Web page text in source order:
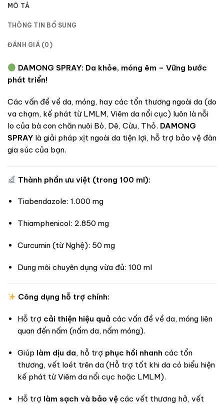
MÔ TẢ
THÔNG TIN BỔ SUNG
ĐÁNH GIÁ (0)
DAMONG SPRAY: Da khỏe, móng êm – Vững bước
phát triển!
Các vấn đề về da, móng, hay các tổn thương ngoài da (do
va chạm, kế phát từ LMLM, Viêm da nổi cục) luôn là nỗi
lo của bà con chăn nuôi Bò, Dê, Cừu, Thỏ. DAMONG
SPRAY là giải pháp xịt ngoài da tiện lợi, hỗ trợ bảo vệ đàn
gia súc của bạn.
Thành phần ưu việt (trong 100 ml):
Tiabendazole: 1.000 mg
Thiamphenicol: 2.850 mg
Curcumin (từ Nghệ): 50 mg
Dung môi chuyên dụng vừa đủ: 100 ml
Công dụng hỗ trợ chính:
Hỗ trợ cải thiện hiệu quả các vấn đề về da, móng liên
quan đến nấm (nấm da, nấm móng).
Giúp làm dịu da, hỗ trợ phục hồi nhanh các tổn
thương, vết loét trên da (Hỗ trợ tốt khi da có biểu hiện
kế phát từ Viêm da nổi cục hoặc LMLM).
Hỗ trợ làm sạch và bảo vệcác vết thương hở, vết